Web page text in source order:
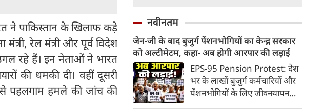
ने पाकिस्तान के खिलाफ कड़े
रेल मंत्री और पूर्व विदेश
रहे हैं। इन नेताओं ने भारत
की धमकी दी। वहीं दूसरी
से पहलगाम हमले की जांच की
नवीनतम
जेन-जी के बाद बुजुर्ग पेंशनभोगियों का केन्द्र सरकार
को अल्टीमेटम, कहा- अब होगी आरपार की लड़ाई
EPS-95 Pension Protest: देश
भर के लाखों बुजुर्ग कर्मचारियों और
पेंशनभोगियों के लिए जीवनयापन